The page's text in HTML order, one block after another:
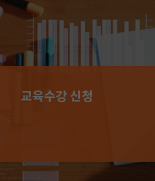
교육수강 신청